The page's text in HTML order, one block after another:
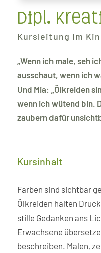
Dipl.
Kursleitung im
„Wenn ich male, seh
ausschaut, wenn ich
Und Mia: „Ölkreiden
wenn ich wütend bin.
zaubern dafür
Kursinhalt
Farben sind sichtbar
Ölkreiden halten
stille Gedanken ans
Erwachsene
beschreiben. Malen,